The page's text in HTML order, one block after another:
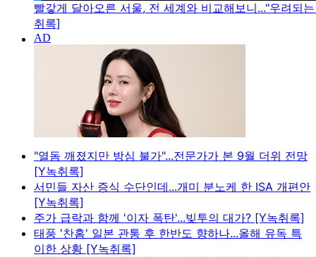
빨갛게 달아오른 서울, 전 세계와 비교해보니..."우려되
취록]
"열돔 깨졌지만 방심 불가"...전문가가 본 9월 더위 전망
[Y녹취록]
서민들 자산 증식 수단인데...개미 분노케 한 ISA 개편안
[Y녹취록]
주가 급락과 함께 '이자 폭탄'...빚투의 대가? [Y녹취록]
태풍 '찬홈' 일본 관통 후 한반도 향하나...올해 유독 특
이한 상황 [Y녹취록]